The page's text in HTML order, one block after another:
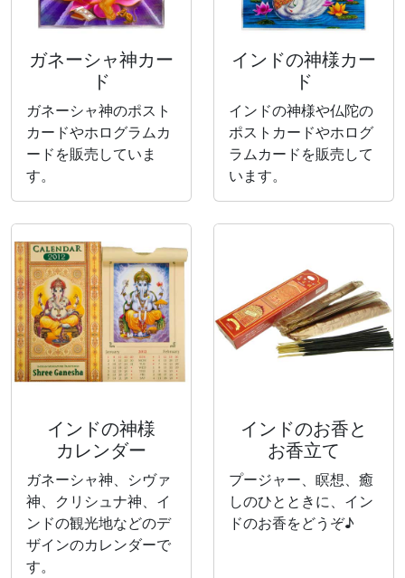
ガネーシャ神カー
ド
ガネーシャ神のポスト
カードやホログラムカ
ードを販売していま
す。
インドの神様カー
ド
インドの神様や仏陀の
ポストカードやホログ
ラムカードを販売して
います。
インドの神様
カレンダー
ガネーシャ神、シヴァ
神、クリシュナ神、イ
ンドの観光地などのデ
ザインのカレンダーで
す。
インドのお香と
お香立て
プージャー、瞑想、癒
しのひとときに、イン
ドのお香をどうぞ♪